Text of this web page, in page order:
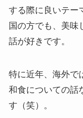
する際に良いテー
国の方でも、美味
話が好きです。
特に近年、海外で
和食についての話
す（笑）。